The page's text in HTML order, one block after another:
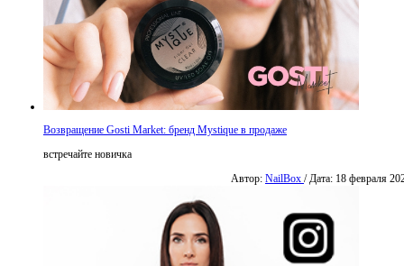
Возвращение Gosti Market: бренд Mystique в продаже
встречайте новичка
Автор: NailBox / Дата: 18 февраля